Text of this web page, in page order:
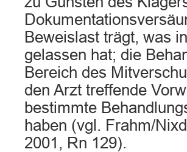
Beweislast trägt, was
gelassen hat; die
Bereich des
den Arzt treffende
bestimmte
haben (vgl. Frahm/
2001, Rn 129).